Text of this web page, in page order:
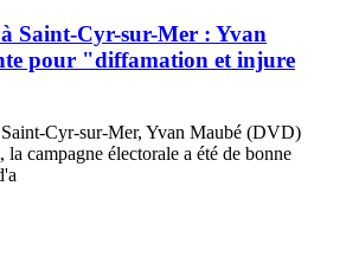
Saint-Cyr-sur-Mer : Yvan
pour "diffamation et injure
Cyr-sur-Mer, Yvan Maubé (DVD)
la campagne électorale a été de bonne